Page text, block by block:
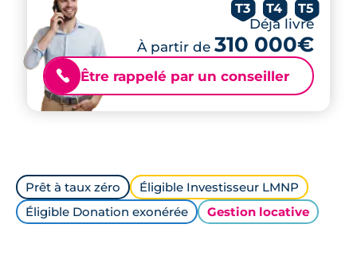
T3 T4 T5
Déjà livré
À partir de 310 000€
📞 Être rappelé par un conseiller
Prêt à taux zéro
Éligible Investisseur LMNP
Éligible Donation exonérée
Gestion locative